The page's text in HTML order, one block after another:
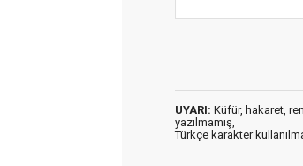
UYARI: Küfür, hakaret,
yazılmamış,
Türkçe karakter